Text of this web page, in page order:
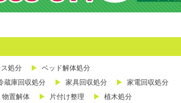
ス処分
ベッド解体処分
蔵庫回収処分 家具回収処分
家電回収処分
物置解体 片付け整理
植木処分